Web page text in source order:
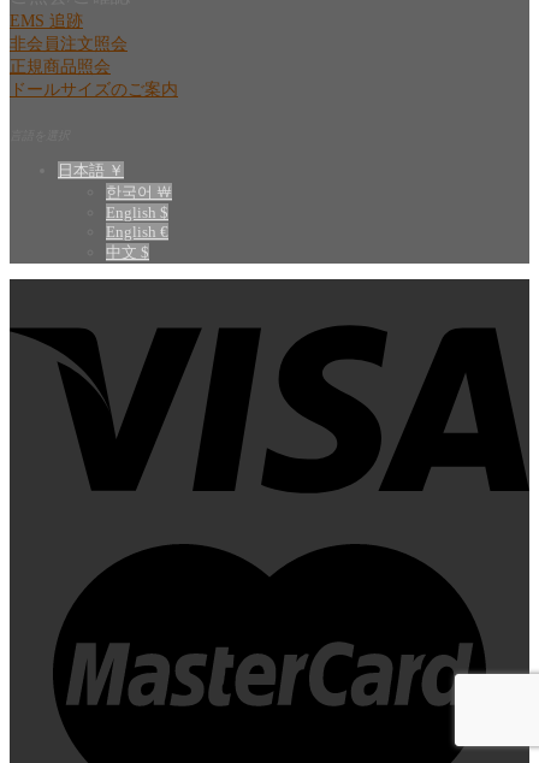
EMS 追跡
非会員注文照会
正規商品照会
ドールサイズのご案内
日本語 ￥
한국어 ￦
English $
English €
中文 $